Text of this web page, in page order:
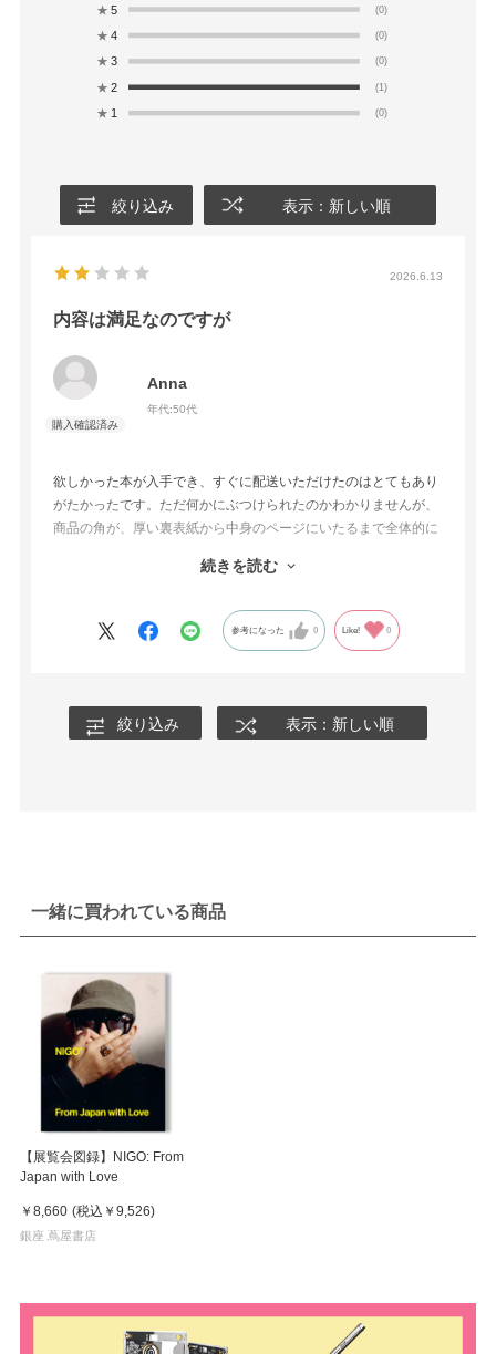
★ 5 (0)
★ 4 (0)
★ 3 (0)
★ 2 (1)
★ 1 (0)
絞り込み 表示：新しい順
2026.6.13
内容は満足なのですが
Anna
年代:50代
欲しかった本が入手でき、すぐに配送いただけたのはとてもあり
がたかったです。ただ何かにぶつけられたのかわかりませんが、
商品の角が、厚い裏表紙から中身のページにいたるまで全体的に
ため諦めるしかないのでしょうが、一万円を超える洋書を買うに
続きを読む
参考になった 0 Like! 0
絞り込み 表示：新しい順
一緒に買われている商品
【展覧会図録】NIGO: From
Japan with Love
￥8,660 (税込 ￥9,526)
銀座 蔦屋書店